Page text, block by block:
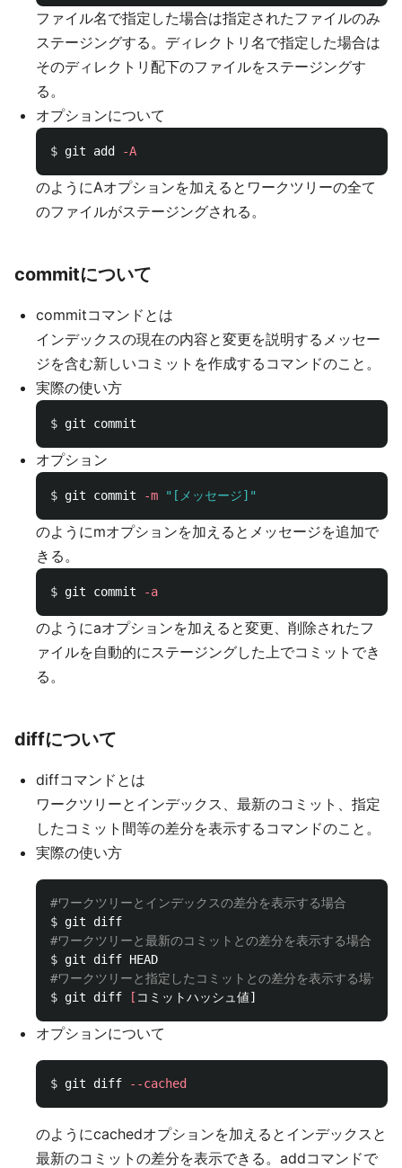
ファイル名で指定した場合は指定されたファイルのみ
ステージングする。ディレクトリ名で指定した場合は
そのディレクトリ配下のファイルをステージングす
る。
オプションについて
$ git add -A
のようにAオプションを加えるとワークツリーの全て
のファイルがステージングされる。
commitについて
commitコマンドとは
インデックスの現在の内容と変更を説明するメッセー
ジを含む新しいコミットを作成するコマンドのこと。
実際の使い方
$
オプション
$ git commit -m "[メッセージ]"
のようにmオプションを加えるとメッセージを追加で
きる。
$ git commit -a
のようにaオプションを加えると変更、削除されたフ
ァイルを自動的にステージングした上でコミットでき
る。
diffについて
diffコマンドとは
ワークツリーとインデックス、最新のコミット、指定
したコミット間等の差分を表示するコマンドのこと。
実際の使い方
#ワークツリーとインデックスの差分を表示する場合
$
#ワークツリーと最新のコミットとの差分を表示する場合
$
#ワークツリーと指定したコミットとの差分を表示する場合
$ git diff [
オプションについて
$ git diff --cached
のようにcachedオプションを加えるとインデックスと
最新のコミットの差分を表示できる。addコマンドで